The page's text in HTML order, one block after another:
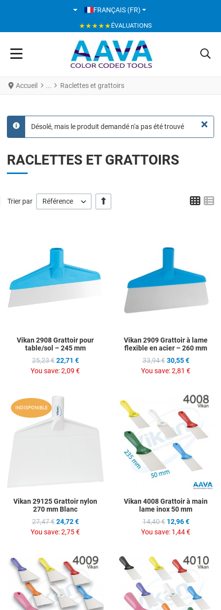
SÉLECTIONNEZ VOTRE LANGUE
FRANÇAIS (FR)
★★★★★ÉVALUATIONS
Accueil Raclettes et grattoirs
×
info
Désolé, mais le produit demandé n'a pas été trouvé
RACLETTES ET GRATTOIRS
Trier par Référence ' +/-' Grid
Quick View
Vikan 2908 Grattoir pour
table/sol – 245 mm
25,23 € 22,71 €
You save:2,09 €
Vikan 2909 Grattoir à lame
flexible en acier – 260 mm
33,94 € 30,55 €
You save:2,81 €
INDISPONIBLE
Add to Wishlist
Add to Compare
Quick View
Vikan 29125 Grattoir nylon
270 mm Blanc
27,47 € 24,72 €
You save:2,75 €
Vikan 4008 Grattoir à main
lame inox 50 mm
14,40 € 12,96 €
You save: 1,44 €
Add to Wishlist
Add to Compare
Quick View